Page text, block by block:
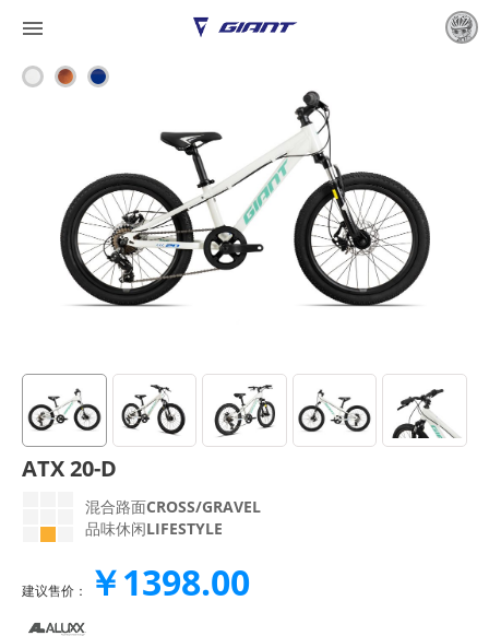

ATX 20-D
混合路面CROSS/GRAVEL
品味休闲LIFESTYLE
建议售价： ￥1398.00